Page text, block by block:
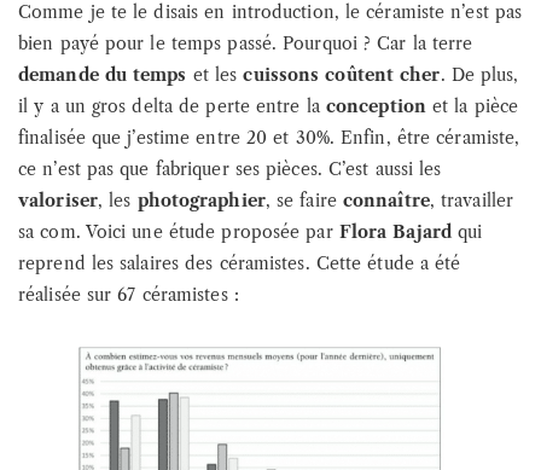
Comme je te le disais en introduction, le céramiste n’est pas
bien payé pour le temps passé. Pourquoi ? Car la terre
demande du temps et lescuissons coûtent cher. De plus,
il y a un gros delta de perte entre la conceptionet la pièce
finalisée que j’estime entre 20 et 30%. Enfin, être céramiste,
ce n’est pas que fabriquer ses pièces. C’est aussi les
valoriser, les photographier, se faire connaître, travailler
sa com. Voici une étude proposée par Flora Bajardqui
reprend les salaires des céramistes. Cette étude a été
réalisée sur 67 céramistes :